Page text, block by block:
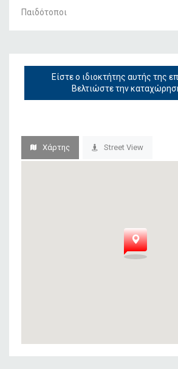
Παιδότοποι
Είστε ο ιδιοκτήτης αυτής της
Βελτιώστε την
Χάρτης Street View